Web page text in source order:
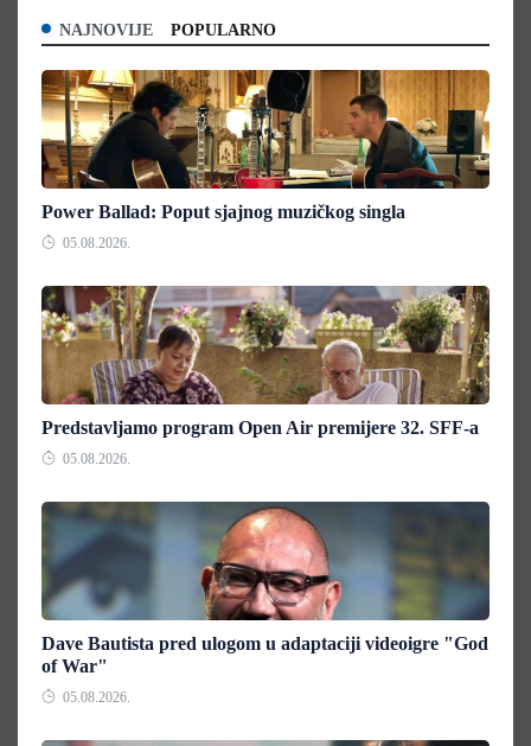
NAJNOVIJE POPULARNO
Power Ballad: Poput sjajnog muzičkog singla
05.08.2026.
Predstavljamo program Open Air premijere 32. SFF-a
05.08.2026.
Dave Bautista pred ulogom u adaptaciji videoigre "God
of War"
05.08.2026.